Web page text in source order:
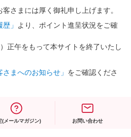
さまには厚く御礼申し上げます。
」
より、ポイント進呈状況をご確
正午をもって本サイトを終了いたし
さまへのお知らせ」 をご確認くださ
(メールマガジン) お問い合わせ